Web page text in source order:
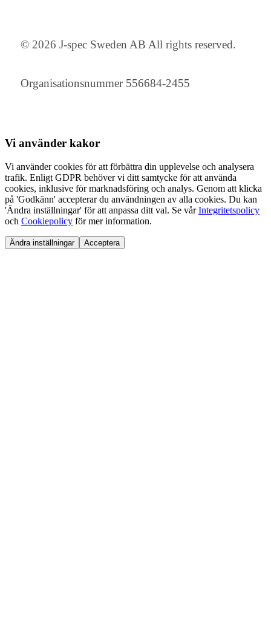
© 2026 J-spec Sweden AB All rights reserved.
Organisationsnummer 556684-2455
Vi använder kakor
Vi använder cookies för att förbättra din upplevelse och analysera
trafik. Enligt GDPR behöver vi ditt samtycke för att använda
cookies, inklusive för marknadsföring och analys. Genom att klicka
på 'Godkänn' accepterar du användningen av alla cookies. Du kan
'Ändra inställningar' för att anpassa ditt val. Se vårIntegritetspolicy
och Cookiepolicy för mer information.
Ändra inställningar Acceptera